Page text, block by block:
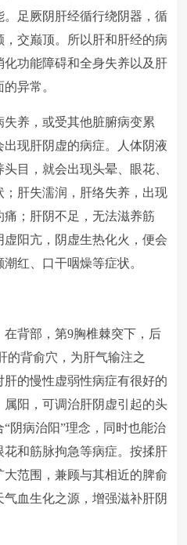
足厥阴肝经循行绕阴器，循
交巅顶。所以肝和肝经的病
功能障碍和全身失养以及肝
异常。
养，或受其他脏腑病变累
现肝阴虚的病症。人体阴液
目，就会出现头晕、眼花、
肝失濡润，肝络失养，出现
痛；肝阴不足，无法滋养筋
阳亢，阴虚生热化火，便会
红、口干咽燥等症状。
背部，第9胸椎棘突下，后
的背俞穴，为肝气输注之
的慢性虚弱性病症有很好的
阳，可调治肝阴虚引起的头
阴病治阳”理念，同时也能治
和筋脉拘急等病症。按揉肝
范围，兼顾与其相近的脾俞
血生化之源，增强滋补肝阴